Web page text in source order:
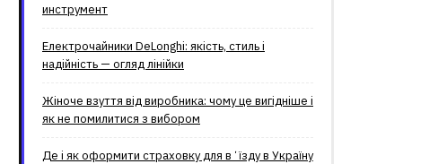
инструмент
Електрочайники DeLonghi: якість, стиль і
надійність — огляд лінійки
Жіноче взуття від виробника: чому це вигідніше і
як не помилитися з вибором
Де і як оформити страховку для вʼїзду в Україну